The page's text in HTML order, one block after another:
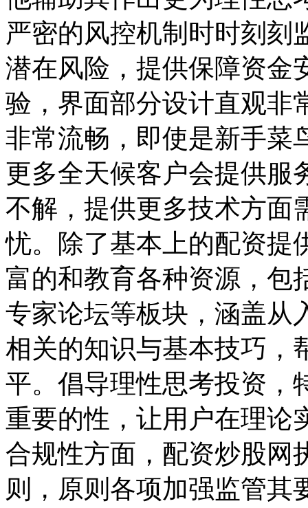
严密的风控机制时时刻刻
潜在风险，提供保障资金
验，界面部分设计直观非
非常流畅，即使是新手菜
更多全天候客户会提供服
不解，提供更多技术方面
忧。除了基本上的配资提
富的和教育各种资源，包
专家论坛等板块，涵盖从
相关的知识与基本技巧，
平。倡导理性思考投资，
重要的性，让用户在理论
合规性方面，配资炒股网
则，原则各项加强监管其